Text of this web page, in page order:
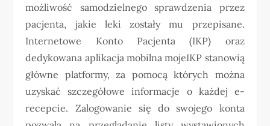
możliwość samodzielnego sprawdzenia przez
pacjenta, jakie leki zostały mu przepisane.
Internetowe Konto Pacjenta (IKP) oraz
dedykowana aplikacja mobilna mojeIKP stanowią
główne platformy, za pomocą których można
uzyskać szczegółowe informacje o każdej e-
recepcie. Zalogowanie się do swojego konta